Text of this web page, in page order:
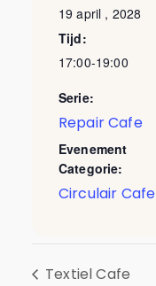
19 april , 2028
Tijd:
17:00-19:00
Serie:
Repair Cafe
Evenement
Categorie:
Circulair Cafe
Textiel Cafe